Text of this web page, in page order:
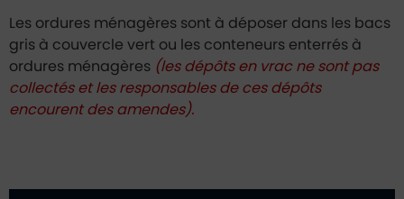
Les ordures ménagères sont à déposer dans les bacs
gris à couvercle vert ou les conteneurs enterrés à
ordures ménagères (les dépôts en vrac ne sont pas
collectés et les responsables de ces dépôts
encourent des amendes).